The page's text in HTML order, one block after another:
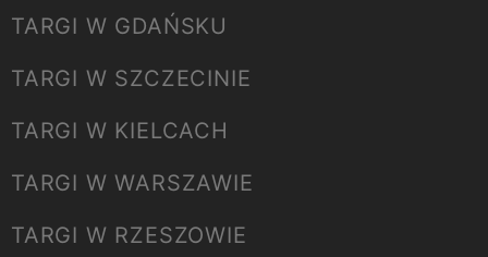
TARGI W GDAŃSKU
TARGI W SZCZECINIE
TARGI W KIELCACH
TARGI W WARSZAWIE
TARGI W RZESZOWIE